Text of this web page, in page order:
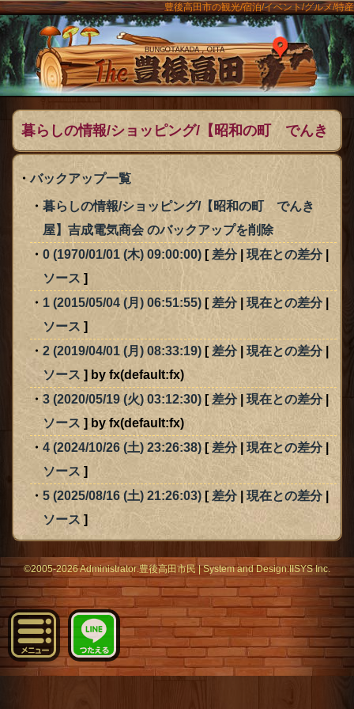
豊後高田市の観光/宿泊/イベント/グルメ/特産
The豊後
暮らしの情報/ショッピング/【昭和の町 でんき
屋】吉成電気商会 のバックアップ一覧
バックアップ一覧
暮らしの情報/ショッピング/【昭和の町 でんき
屋】吉成電気商会 のバックアップを削除
0 (1970/01/01 (木) 09:00:00) [ 差分| 現在との差分|
ソース ]
1 (2015/05/04 (月) 06:51:55) [ 差分| 現在との差分
ソース ]
2 (2019/04/01 (月) 08:33:19) [ 差分| 現在との差分|
ソース ] by fx(default:fx)
3 (2020/05/19 (火) 03:12:30)[ 差分| 現在との差分|
ソース] by fx(default:fx)
4 (2024/10/26 (土) 23:26:38)[差分|現在との差分
ソース ]
5 (2025/08/16 (土) 21:26:03)[差分|現在との差分|
ソース]
メニュー
©2005-2026 Administrator:豊後高田市民|Systemand Design:IISYS Inc.